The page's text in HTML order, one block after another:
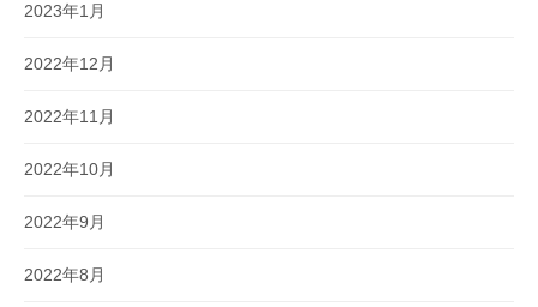
2023年1月
2022年12月
2022年11月
2022年10月
2022年9月
2022年8月